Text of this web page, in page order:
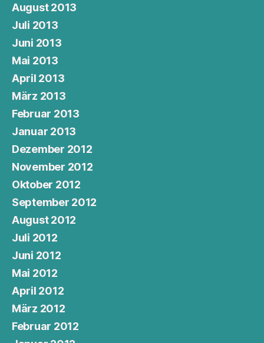
August 2013
Juli 2013
Juni 2013
Mai 2013
April 2013
März 2013
Februar 2013
Januar 2013
Dezember 2012
November 2012
Oktober 2012
September 2012
August 2012
Juli 2012
Juni 2012
Mai 2012
April 2012
März 2012
Februar 2012